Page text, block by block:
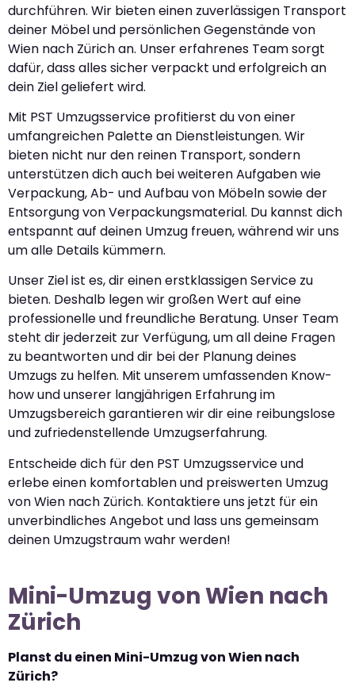
durchführen. Wir bieten einen zuverlässigen Transport
deiner Möbel und persönlichen Gegenstände von
Wien nach Zürich an. Unser erfahrenes Team sorgt
dafür, dass alles sicher verpackt und erfolgreich an
dein Ziel geliefert wird.
Mit PST Umzugsservice profitierst du von einer
umfangreichen Palette an Dienstleistungen. Wir
bieten nicht nur den reinen Transport, sondern
unterstützen dich auch bei weiteren Aufgaben wie
Verpackung, Ab- und Aufbau von Möbeln sowie der
Entsorgung von Verpackungsmaterial. Du kannst dich
entspannt auf deinen Umzug freuen, während wir uns
um alle Details kümmern.
Unser Ziel ist es, dir einen erstklassigen Service zu
bieten. Deshalb legen wir großen Wert auf eine
professionelle und freundliche Beratung. Unser Team
steht dir jederzeit zur Verfügung, um all deine Fragen
zu beantworten und dir bei der Planung deines
Umzugs zu helfen. Mit unserem umfassenden Know-
how und unserer langjährigen Erfahrung im
Umzugsbereich garantieren wir dir eine reibungslose
und zufriedenstellende Umzugserfahrung.
Entscheide dich für den PST Umzugsservice und
erlebe einen komfortablen und preiswerten Umzug
von Wien nach Zürich. Kontaktiere uns jetzt für ein
unverbindliches Angebot und lass uns gemeinsam
deinen Umzugstraum wahr werden!
Mini-Umzug von Wien nach
Zürich
Planst du einen Mini-Umzug von Wien nach
Zürich?